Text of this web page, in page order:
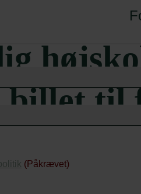
billet til
(Påkrævet)